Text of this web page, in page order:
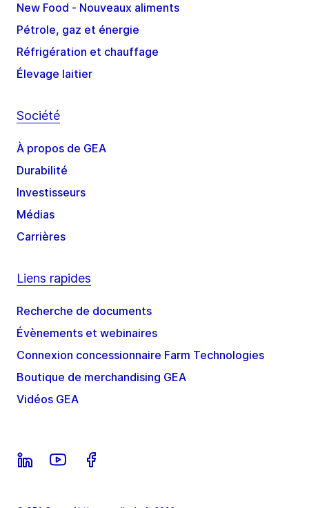
New Food - Nouveaux aliments
Pétrole, gaz et énergie
Réfrigération et chauffage
Élevage laitier
Société
À propos de GEA
Durabilité
Investisseurs
Médias
Carrières
Liens rapides
Recherche de documents
Évènements et webinaires
Connexion concessionnaire Farm Technologies
Boutique de merchandising GEA
Vidéos GEA